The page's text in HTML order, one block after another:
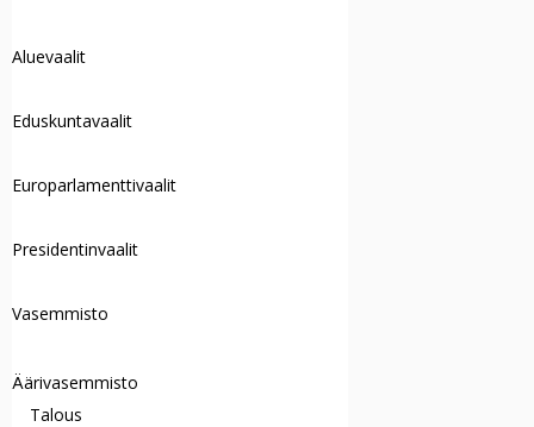
Aluevaalit
Eduskuntavaalit
Europarlamenttivaalit
Presidentinvaalit
Vasemmisto
Äärivasemmisto
Talous